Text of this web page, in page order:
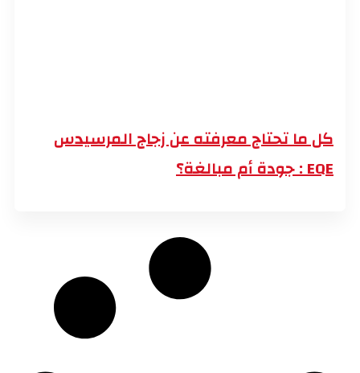
كل ما تحتاج معرفته عن زجاج المرسيدس
EQE : جودة أم مبالغة؟